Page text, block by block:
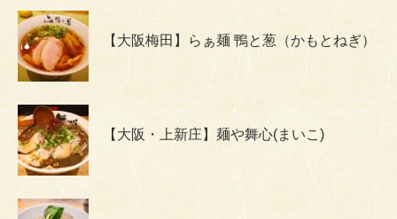
【大阪梅田】らぁ麺 鴨と葱（かもとねぎ）
【大阪・上新庄】麺や舞心(まいこ)